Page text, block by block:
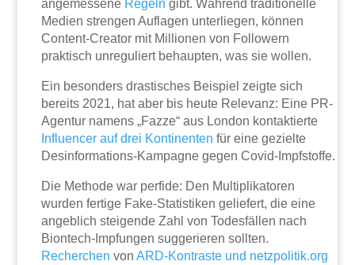
angemessene Regeln gibt. Während traditionelle
Medien strengen Auflagen unterliegen, können
Content-Creator mit Millionen von Followern
praktisch unreguliert behaupten, was sie wollen.
Ein besonders drastisches Beispiel zeigte sich
bereits 2021, hat aber bis heute Relevanz: Eine PR-
Agentur namens „Fazze“ aus London kontaktierte
Influencer auf drei Kontinenten für eine gezielte
Desinformations-Kampagne gegen Covid-Impfstoffe.
Die Methode war perfide: Den Multiplikatoren
wurden fertige Fake-Statistiken geliefert, die eine
angeblich steigende Zahl von Todesfällen nach
Biontech-Impfungen suggerieren sollten.
Recherchen vonARD-Kontraste und netzpolitik.org